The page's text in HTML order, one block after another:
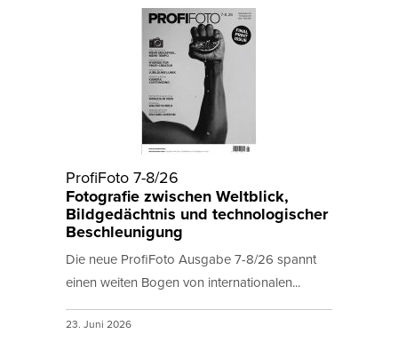
ProfiFoto 7-8/26
Fotografie zwischen Weltblick,
Bildgedächtnis und technologischer
Beschleunigung
Die neue ProfiFoto Ausgabe 7-8/26 spannt
einen weiten Bogen von internationalen...
23. Juni 2026